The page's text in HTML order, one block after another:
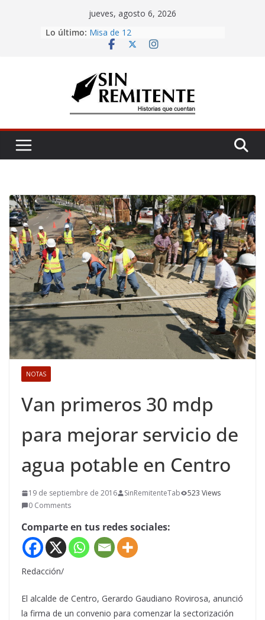
jueves, agosto 6, 2026
Lo último: Misa de 12
Amor eterno
La Carta
NOTAS
Van primeros 30 mdp
para mejorar servicio de
agua potable en Centro
19 de septiembre de 2016 SinRemitenteTab
523 Views
0 Comments
Comparte en tus redes sociales:
Redacción/
El alcalde de Centro, Gerardo Gaudiano Rovirosa, anunció
la firma de un convenio para comenzar la sectorización